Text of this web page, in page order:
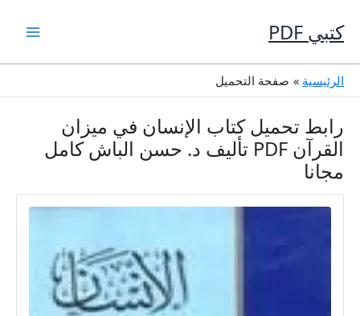
إلى
المحتوى
كتبي PDF
الرئيسية صفحة التحميل
رابط تحميل كتاب الإنسان في ميزان
القرآن PDF تأليف د. حسن الباش كامل
مجانا